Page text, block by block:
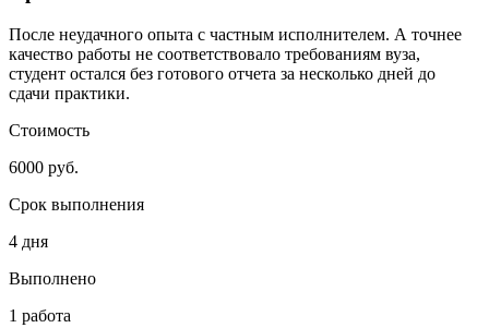
После неудачного опыта с частным исполнителем. А точнее
качество работы не соответствовало требованиям вуза,
студент остался без готового отчета за несколько дней до
сдачи практики.
Стоимость
6000 руб.
Срок выполнения
4 дня
Выполнено
1 работа